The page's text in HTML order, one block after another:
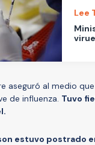
Lee
aseguró al medio
de influenza. Tuvo
estuvo postrado